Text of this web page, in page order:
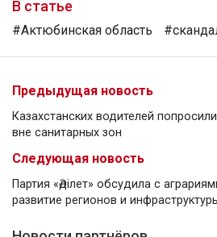
В статье
#Актюбинская область
Предыдущая новость
Казахстанских водителей
вне санитарных зон
Следующая новость
Партия «Әділет» обсудила с
развитие регионов и